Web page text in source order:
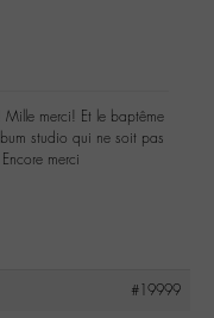
merci! Et le baptême
studio qui ne soit pas
merci
#19999